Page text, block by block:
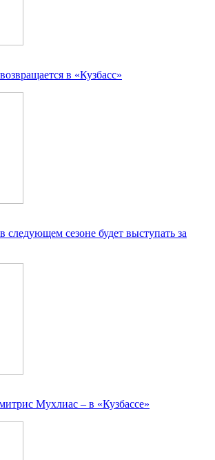
в «Кузбасс»
сезоне будет выступать за
Мухлиас – в «Кузбассе»